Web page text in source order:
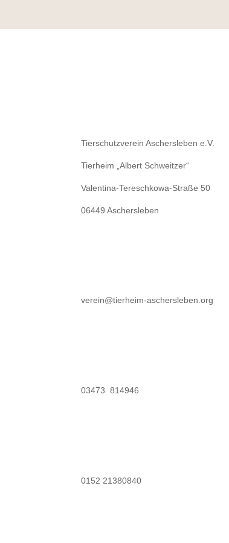
Tierschutzverein Aschersleben e.V.
Tierheim „Albert Schweitzer“
Valentina-Tereschkowa-Straße 50
06449 Aschersleben
verein@tierheim-aschersleben.org
03473 814946
0152 21380840